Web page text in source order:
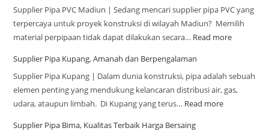
Supplier Pipa PVC Madiun | Sedang mencari supplier pipa PVC yang
terpercaya untuk proyek konstruksi di wilayah Madiun? Memilih
material perpipaan tidak dapat dilakukan secara… Read more
Supplier Pipa Kupang, Amanah dan Berpengalaman
Supplier Pipa Kupang | Dalam dunia konstruksi, pipa adalah sebuah
elemen penting yang mendukung kelancaran distribusi air, gas,
udara, ataupun limbah. Di Kupang yang terus… Read more
Supplier Pipa Bima, Kualitas Terbaik Harga Bersaing